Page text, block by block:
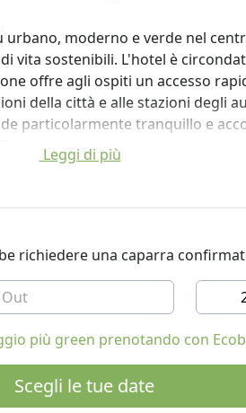
moderno e verde nel
vita sostenibili. L'hotel è
offre agli ospiti un accesso
della città e alle stazioni degli
particolarmente tranquillo e
in interni moderni con materiali
locali.
nello sviluppo sostenibile, nella
locali. Il suo motto
ospiti molto speciali: le api
salvare le api e contribuire
con certificati di prestigio
al piano terra dell'hotel
conferenze, presentazioni
denominate Tabor e Park.
Leggi di più
richiedere una caparra
più green prenotando con
Scegli le tue date